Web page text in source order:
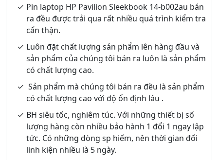
Pin laptop HP Pavilion Sleekbook 14-b002au bán
ra đều được trải qua rất nhiều quá trình kiểm tra
cẩn thận.
Luôn đặt chất lượng sản phẩm lên hàng đầu và
sản phẩm của chúng tôi bán ra luôn là sản phẩm
có chất lượng cao.
Sản phẩm mà chúng tôi bán ra đều là sản phẩm
có chất lượng cao với độ ổn định lâu .
BH siêu tốc, nghiêm túc. Với những thiết bị số
lượng hàng còn nhiều bảo hành 1 đổi 1 ngay lập
tức. Có những dòng sp hiếm, nên thời gian đổi
linh kiện nhiều là 5 ngày.